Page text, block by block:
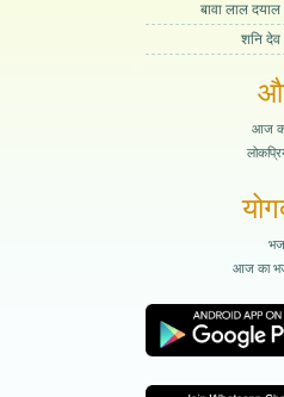
बावा लाल
शनि
आज
आज का